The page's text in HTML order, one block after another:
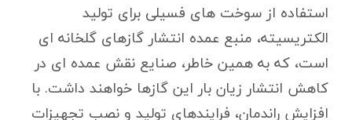
استفاده از سوخت های فسیلی برای تولید
الکتریسیته، منبع عمده انتشار گازهای گلخانه ای
است، که به همین خاطر، صنایع نقش عمده ای در
کاهش انتشار زیان بار این گازها خواهند داشت. با
افزایش راندمان، فرایندهای تولید و نصب تجهیزات